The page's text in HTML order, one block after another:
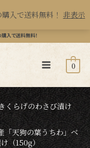
入で送料無料！ 非表示
入で送料無料！
0
くらげのわさび漬け
「天狗の葉うちわ」ベ
（150g）